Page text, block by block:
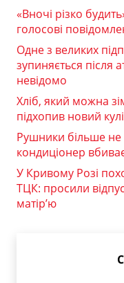
«Вночі різко
голосові
Одне з великих
зупиняється після
невідомо
Хліб, який можна
підхопив новий
Рушники більше
кондиціонер
У Кривому Розі
ТЦК: просили
матір’ю